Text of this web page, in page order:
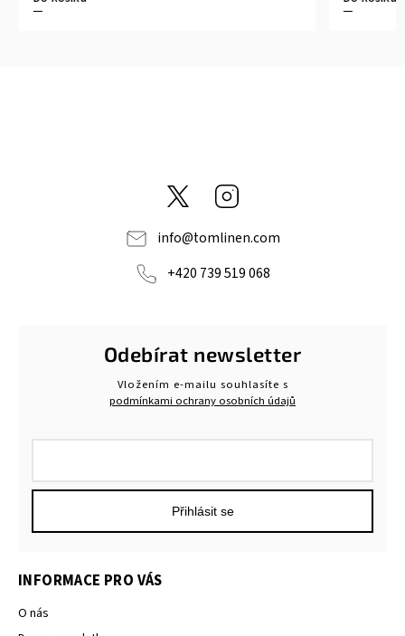
@tom_linen
info@tomlinen.com
+420 739 519 068
INFORMACE PRO VÁS
O nás
Odebírat newsletter
Vložením e-mailu souhlasíte s
podmínkami ochrany osobních údajů
Přihlásit se